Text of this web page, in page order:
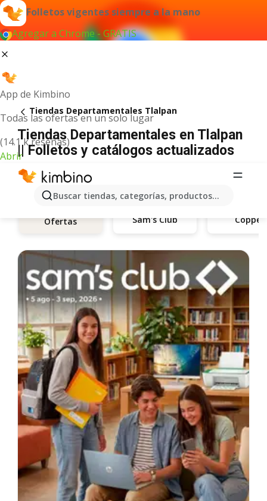
Folletos vigentes siempre a la mano
Agregar a Chrome - GRATIS
App de Kimbino
Todas las ofertas en un solo lugar
(14.1 k reseñas)
Abrir
Buscar tiendas, categorías, productos...
Tiendas Departamentales Tlalpan
Tiendas Departamentales en Tlalpan
|| Folletos y catálogos actualizados
Ofertas Sam's Club Coppel